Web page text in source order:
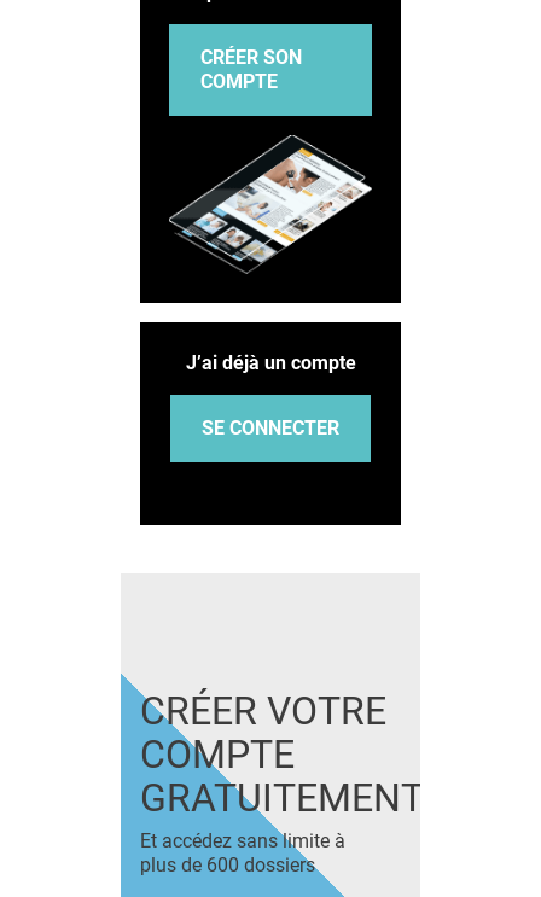
CRÉER SON
COMPTE
J’ai déjà un compte
SE CONNECTER
CRÉER VOTRE
COMPTE
GRATUITEMENT
Et accédez sans limite à
plus de 600 dossiers